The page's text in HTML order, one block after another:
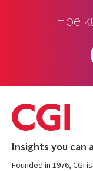
Hoe
Insights you can
Founded in 1976, CGI